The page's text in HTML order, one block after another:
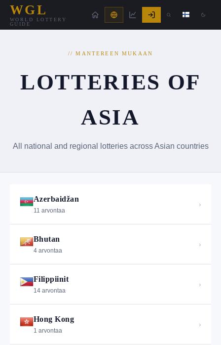
WGL
WORLD LOTTERY
GUIDE
// MANTEREEN MUKAAN
LOTTERIES OF
ASIA
All national and regional lotteries across Asian countries
Azerbaidžan
11 arvontaa
›
Bhutan
4 arvontaa
›
Filippiinit
14 arvontaa
›
Hong Kong
1 arvontaa
›